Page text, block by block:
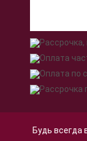
Будь всегда